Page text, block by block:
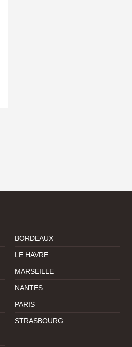
BORDEAUX
LE HAVRE
MARSEILLE
NANTES
PARIS
STRASBOURG